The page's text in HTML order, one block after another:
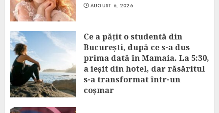
AUGUST 6, 2026
Ce a pățit o studentă din
București, după ce s-a dus
prima dată în Mamaia. La 5:30,
a ieșit din hotel, dar răsăritul
s-a transformat într-un
coșmar